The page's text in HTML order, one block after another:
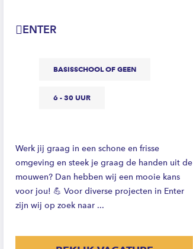
ENTER
BASISSCHOOL OF GEEN
6 - 30 UUR
Werk jij graag in een schone en frisse
omgeving en steek je graag de handen uit de
mouwen? Dan hebben wij een mooie kans
voor jou! 💪 Voor diverse projecten in Enter
zijn wij op zoek naar ...